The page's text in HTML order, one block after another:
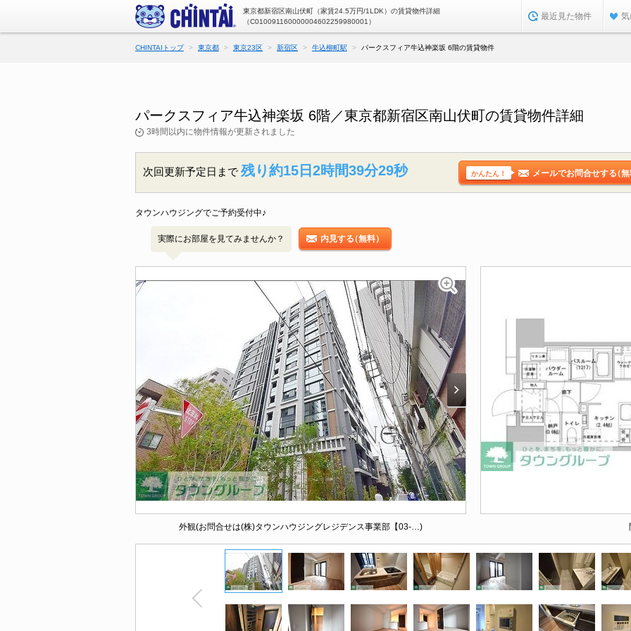
東京都新宿区南山伏町（家賃24.5万円/1LDK）の賃貸物件詳細
（C010091160000004602259980001）
最近見た物件
CHINTAIトップ 東京都 東京23区 新宿区 牛込柳町駅 パークスフィア牛込神楽坂 6階の賃貸物件
パークスフィア牛込神楽坂 6階／東京都新宿区南山伏町の賃貸物件詳細
3時間以内に物件情報が更新されました
次回更新予定日まで 残り約15日2時間39分28秒 かんたん！ メールでお問合せする（無
タウンハウジングでご予約受付中♪
実際にお部屋を見てみませんか？ 内見する（無料）
外観(お問合せは(株)タウンハウジングレジデンス事業部【03-…)